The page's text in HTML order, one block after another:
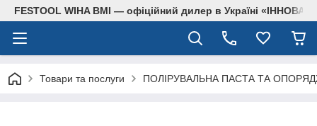
FESTOOL WIHA BMI — офіційний дилер в Україні
Товари та послуги ПОЛІРУВАЛЬНА ПАСТА ТА